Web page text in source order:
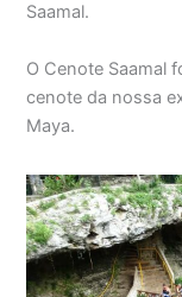
Saamal.
O Cenote Saamal
cenote da nossa
Maya.